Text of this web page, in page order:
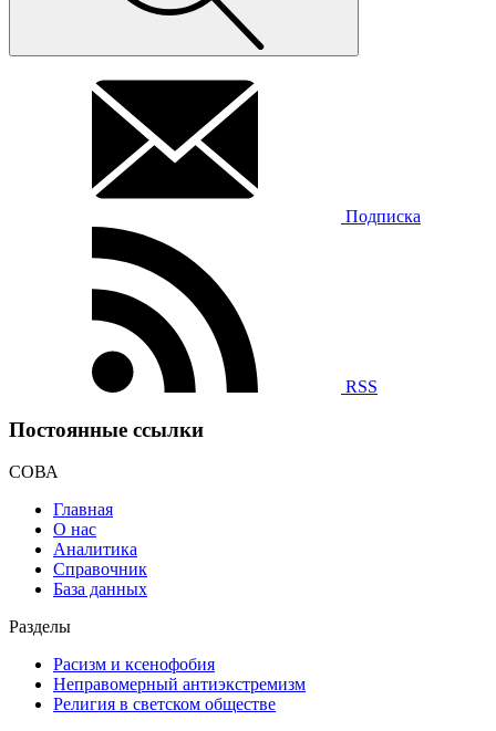
Подписка
RSS
Постоянные ссылки
СОВА
Главная
О нас
Аналитика
Справочник
База данных
Разделы
Расизм и ксенофобия
Неправомерный антиэкстремизм
Религия в светском обществе